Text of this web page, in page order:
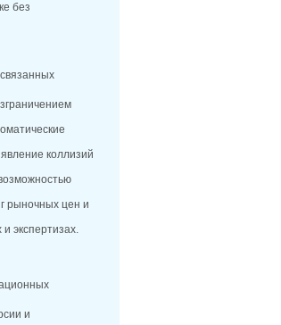
без
коллизий
рыночных цен и
экспертизах.
и